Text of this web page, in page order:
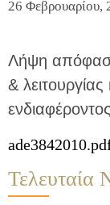
26 Φεβρουαρίου,
Λήψη
&
ενδιαφέροντος
Τελευταία